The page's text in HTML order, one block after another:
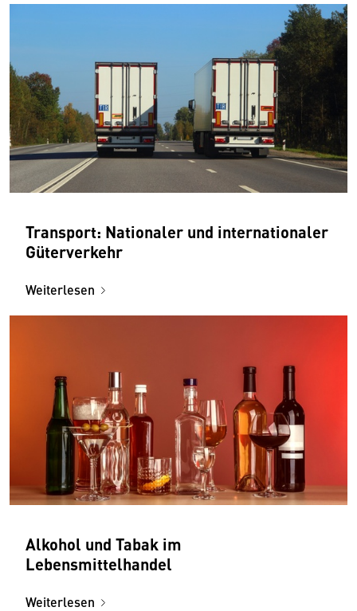
Transport: Nationaler und internationaler
Güterverkehr
Weiterlesen
Alkohol und Tabak im
Lebensmittelhandel
Weiterlesen